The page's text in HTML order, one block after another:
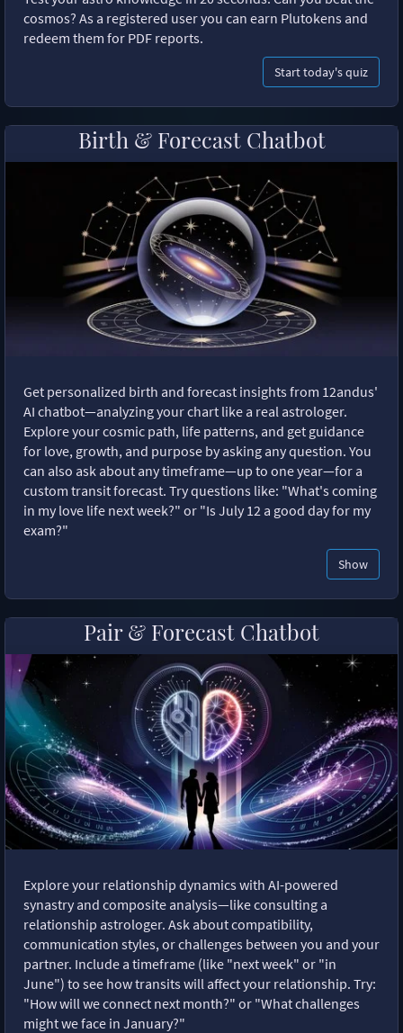
cosmos? As a registered user you can earn Plutokens and
redeem them for PDF reports.
Start today's quiz
Birth & Forecast Chatbot
Get personalized birth and forecast insights from 12andus'
AI chatbot—analyzing your chart like a real astrologer.
Explore your cosmic path, life patterns, and get guidance
for love, growth, and purpose by asking any question. You
can also ask about any timeframe—up to one year—for a
custom transit forecast. Try questions like: "What's coming
in my love life next week?" or "Is July 12 a good day for my
exam?"
Show
Pair & Forecast Chatbot
Explore your relationship dynamics with AI-powered
synastry and composite analysis—like consulting a
relationship astrologer. Ask about compatibility,
communication styles, or challenges between you and your
partner. Include a timeframe (like "next week" or "in
June") to see how transits will affect your relationship. Try:
"How will we connect next month?" or "What challenges
might we face in January?"